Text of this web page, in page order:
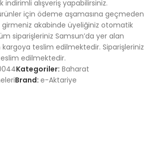
indirimli alışveriş yapabilirsiniz.
için ödeme aşamasına geçmeden
akabinde üyeliğiniz otomatik
siparişleriniz Samsun’da yer alan
teslim edilmektedir. Siparişleriniz
edilmektedir.
Kategoriler: Baharat
Brand: e-Aktariye